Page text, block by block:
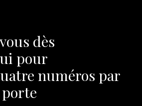
dès
pour
numéros par
porte